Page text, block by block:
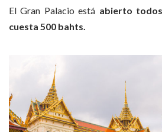
El Gran Palacio está abierto
cuesta 500 bahts.